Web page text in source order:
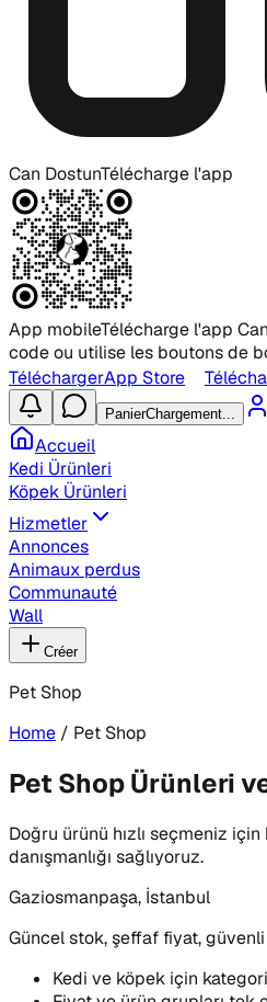
Can DostunTélécharge l'app
App mobileTélécharge l'app
code ou utilise les boutons de
TéléchargerApp Store
PanierChargement...
Accueil
Kedi Ürünleri
Köpek Ürünleri
Hizmetler
Annonces
Animaux perdus
Communauté
Wall
Créer
Pet Shop
Home / Pet Shop
Pet Shop Ürünleri
Doğru ürünü hızlı seçmeniz
danışmanlığı sağlıyoruz.
Gaziosmanpaşa, İstanbul
Güncel stok, şeffaf fiyat,
Kedi ve köpek için